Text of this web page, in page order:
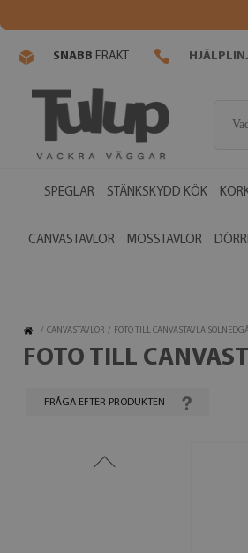
SNABB FRAKT
SPEGLAR STÄNKSKYDD KÖK
CANVASTAVLOR MOSSTAVLOR
/ CANVASTAVLOR / FOTO TILL CANVASTAVLA
FOTO TILL
FRÅGA EFTER PRODUKTEN